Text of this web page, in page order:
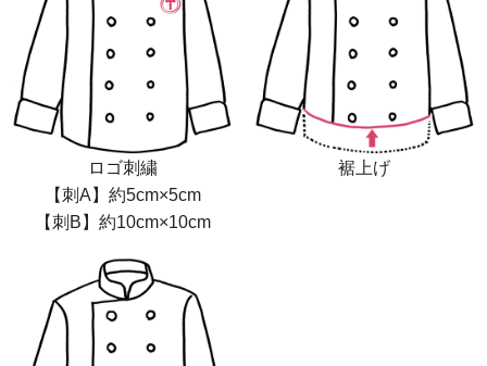
ロゴ刺繍
【刺A】約5cm×5cm
【刺B】約10cm×10cm
裾上げ